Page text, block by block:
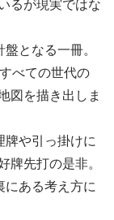
るが現実ではな
となる一冊。
べての世代の
図を描き出しま
牌や引っ掛けに
牌先打の是非。
にある考え方に